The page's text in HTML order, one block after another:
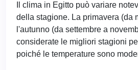
Il clima in Egitto può variare
della stagione. La primavera (da
l'autunno (da settembre a
considerate le migliori stagioni
poiché le temperature sono